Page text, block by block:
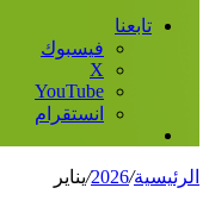
تابعنا
فيسبوك
‫X
‫YouTube
انستقرام
جانبيالرئيسية/
2026
/يناير